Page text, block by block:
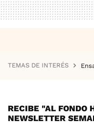
TEMAS DE INTERÉS
RECIBE "AL FONDO
NEWSLETTER